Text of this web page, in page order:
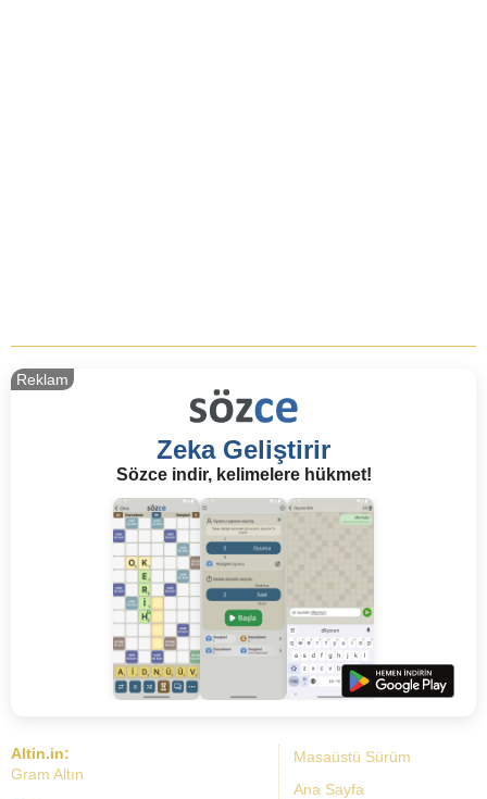
Zeka Geliştirir
Sözce indir, kelimelere hükmet!
Reklam
Masaüstü Sürüm
Ana Sayfa
Altin.in:
Gram Altın